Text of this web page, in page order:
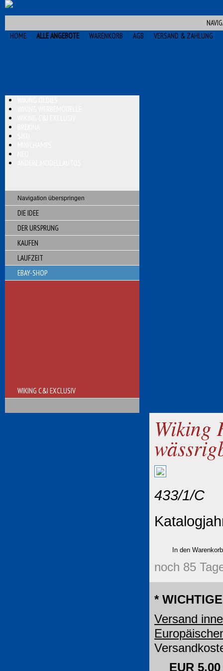
HOME
ALLE ANGEBOTE WARENKORB AGB VERSAND & ZAHLUNG
Navigation überspringen
DIE IDEE
DER URSPRUNG
KAUFEN
LAUFZEIT
EBAY-SHOP
WIKING C&I EXCLUSIV
Wiking
433/1/C
noch 85
*
Versand
EUR 5,00